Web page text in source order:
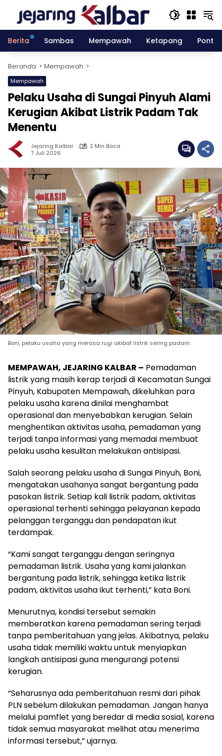
konten
Berita
Sambas Mempawah Ketapang
Beranda Mempawah
Mempawah
Pelaku Usaha di Sungai Pinyuh Alami
Kerugian Akibat Listrik Padam Tak
Menentu
Jejaring Kalbar
2 Min Baca
7 Juli 2026
Boni, pelaku usaha yang merasa rugi akibat listrik sering padam.
MEMPAWAH, JEJARING KALBAR – Pemadaman
listrik yang masih kerap terjadi di Kecamatan Sungai
Pinyuh, Kabupaten Mempawah, dikeluhkan para
pelaku usaha karena dinilai menghambat
operasional dan menyebabkan kerugian. Selain
menghentikan aktivitas usaha, pemadaman yang
terjadi tanpa informasi yang memadai membuat
pelaku usaha kesulitan melakukan antisipasi.
Salah seorang pelaku usaha di Sungai Pinyuh, Boni,
mengatakan usahanya sangat bergantung pada
pasokan listrik. Setiap kali listrik padam, aktivitas
operasional terhenti sehingga pelayanan kepada
pelanggan terganggu dan pendapatan ikut
terdampak.
“Kami sangat terganggu dengan seringnya
pemadaman listrik. Usaha yang kami jalankan
bergantung pada listrik, sehingga ketika listrik
padam, aktivitas usaha ikut terhenti,” kata Boni.
Menurutnya, kondisi tersebut semakin
memberatkan karena pemadaman sering terjadi
tanpa pemberitahuan yang jelas. Akibatnya, pelaku
usaha tidak memiliki waktu untuk menyiapkan
langkah antisipasi guna mengurangi potensi
kerugian.
“Seharusnya ada pemberitahuan resmi dari pihak
PLN sebelum dilakukan pemadaman. Jangan hanya
melalui pamflet yang beredar di media sosial, karena
tidak semua masyarakat melihat atau menerima
informasi tersebut,” ujarnya.